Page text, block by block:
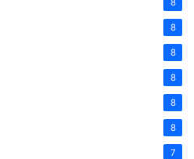
8
8
8
8
8
8
7